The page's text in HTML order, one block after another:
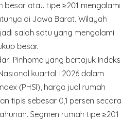
besar atau tipe ≥201 mengalami
di Jawa Barat. Wilayah
salah satu yang mengalami
besar.
Pinhome yang bertajuk Indeks
kuartal I 2026 dalam
(PHSI), harga jual rumah
tipis sebesar 0,1 persen secara
Segmen rumah tipe ≥201